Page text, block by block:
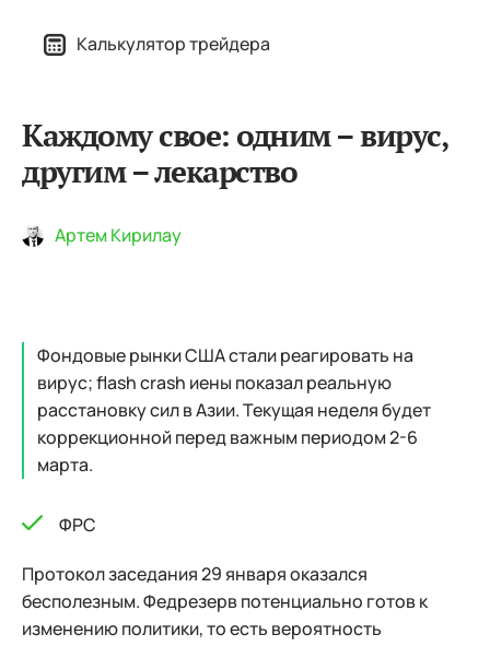
Калькулятор трейдера
Каждому свое: одним – вирус,
другим – лекарство
Артем Кирилау
Фондовые рынки США стали реагировать на
вирус; flash crash иены показал реальную
расстановку сил в Азии. Текущая неделя будет
коррекционной перед важным периодом 2-6
марта.
ФРС
Протокол заседания 29 января оказался
бесполезным. Федрезерв потенциально готов к
изменению политики, то есть вероятность